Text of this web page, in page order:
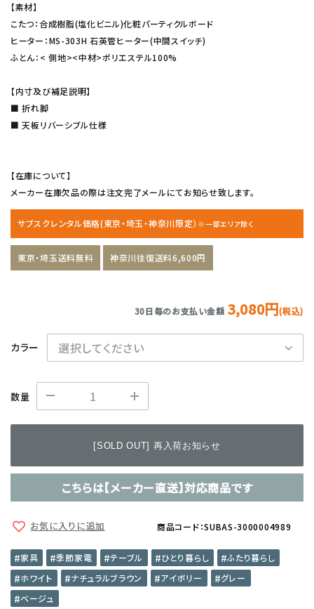
【素材】
こたつ：合成樹脂(塩化ビニル)化粧パーティクルボード
ヒーター：MS-303H 石英管ヒーター(中間スイッチ)
ふとん：< 側地><中材>ポリエステル100%
【内寸及び補足説明】
■ 折れ脚
■ 天板リバーシブル仕様
【在庫について】
メーカー在庫欠品の際は注文完了メールにてお知らせ致します。
サブスクレンタル価格(東京・埼玉・神奈川限定） ※一部エリア除く
東京・埼玉送料無料 神奈川往復送料6,600円
30日毎のお支払い金額 3,080円(税込)
カラー
数量
[SOLD OUT] 再入荷お知らせ
こちらは【メーカー直送】対応商品です
お気に入りに追加 商品コード：SUBAS-3000004989
家具 季節家電 テーブル ひとり暮らし
ふたり暮らし
ホワイト
ナチュラルブラウン アイボリー
グレー
ベージュ